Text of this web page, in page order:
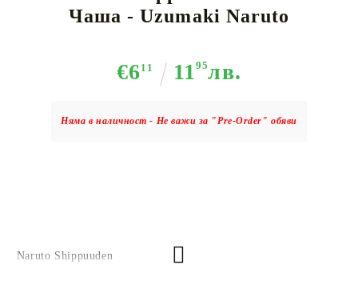
Чаша - Uzumaki Naruto
€611 1195лв.
Няма в наличност - Не важи за "Pre-Order" обяви
Naruto Shippuuden